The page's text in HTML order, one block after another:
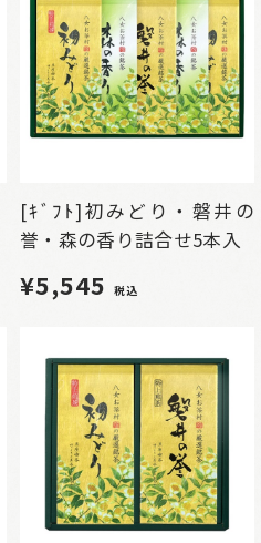
[ｷﾞﾌﾄ]初みどり・磐井の
誉・森の香り詰合せ5本入
¥5,545 税込